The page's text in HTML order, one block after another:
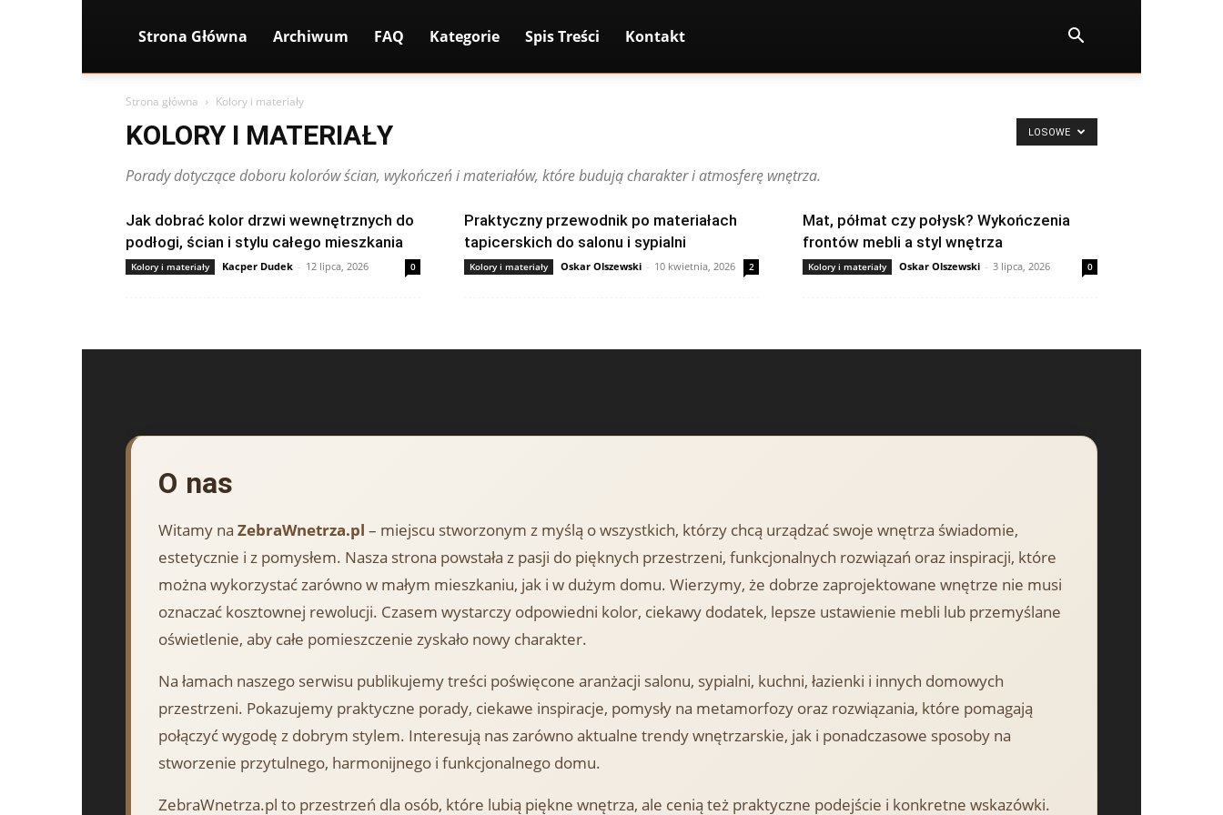
Strona Główna Archiwum FAQ Kategorie Spis Treści Kontakt
Strona główna Kolory i materiały
KOLORY I MATERIAŁY
Porady dotyczące doboru kolorów ścian, wykończeń i materiałów, które budują charakter i atmosferę wnętrza.
LOSOWE
Jak dobrać kolor drzwi wewnętrznych do
podłogi, ścian i stylu całego mieszkania
Kolory i materiały Kacper Dudek - 12 lipca, 2026 0
Praktyczny przewodnik po materiałach
tapicerskich do salonu i sypialni
Kolory i materiały Oskar Olszewski - 10 kwietnia, 2026 2
Mat, półmat czy połysk? Wykończenia
frontów mebli a styl wnętrza
Kolory i materiały Oskar Olszewski - 3 lipca, 2026 0
O nas
Witamy na ZebraWnetrza.pl – miejscu stworzonym z myślą o wszystkich, którzy chcą urządzać swoje wnętrza świadomie,
estetycznie i z pomysłem. Nasza strona powstała z pasji do pięknych przestrzeni, funkcjonalnych rozwiązań oraz inspiracji, które
można wykorzystać zarówno w małym mieszkaniu, jak i w dużym domu. Wierzymy, że dobrze zaprojektowane wnętrze nie musi
oznaczać kosztownej rewolucji. Czasem wystarczy odpowiedni kolor, ciekawy dodatek, lepsze ustawienie mebli lub przemyślane
oświetlenie, aby całe pomieszczenie zyskało nowy charakter.
Na łamach naszego serwisu publikujemy treści poświęcone aranżacji salonu, sypialni, kuchni, łazienki i innych domowych
przestrzeni. Pokazujemy praktyczne porady, ciekawe inspiracje, pomysły na metamorfozy oraz rozwiązania, które pomagają
połączyć wygodę z dobrym stylem. Interesują nas zarówno aktualne trendy wnętrzarskie, jak i ponadczasowe sposoby na
stworzenie przytulnego, harmonijnego i funkcjonalnego domu.
ZebraWnetrza.pl to przestrzeń dla osób, które lubią piękne wnętrza, ale cenią też praktyczne podejście i konkretne wskazówki.